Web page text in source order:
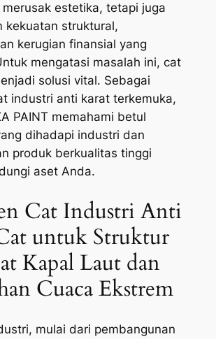
estetika, tetapi juga
kekuatan struktural,
kerugian finansial yang
mengatasi masalah ini, cat
solusi vital. Sebagai
industri anti karat terkemuka,
PAINT memahami betul
dihadapi industri dan
produk berkualitas tinggi
aset Anda.
Cat Industri Anti
untuk Struktur
Kapal Laut dan
Cuaca Ekstrem
mulai dari pembangunan